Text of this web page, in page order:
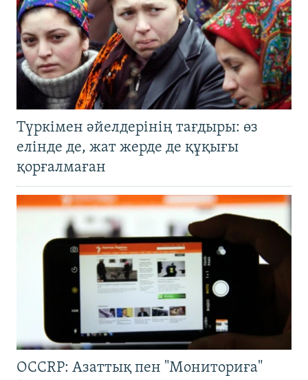
Түркімен әйелдерінің тағдыры: өз
елінде де, жат жерде де құқығы
қорғалмаған
OCCRP: Азаттық пен "Мониториға"